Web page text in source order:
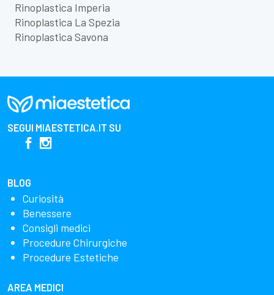
Rinoplastica Imperia
Rinoplastica La Spezia
Rinoplastica Savona
SEGUI MIAESTETICA.IT SU
BLOG
Curiosità
Benessere
Consigli medici
Procedure Chirurgiche
Procedure Estetiche
AREA MEDICI